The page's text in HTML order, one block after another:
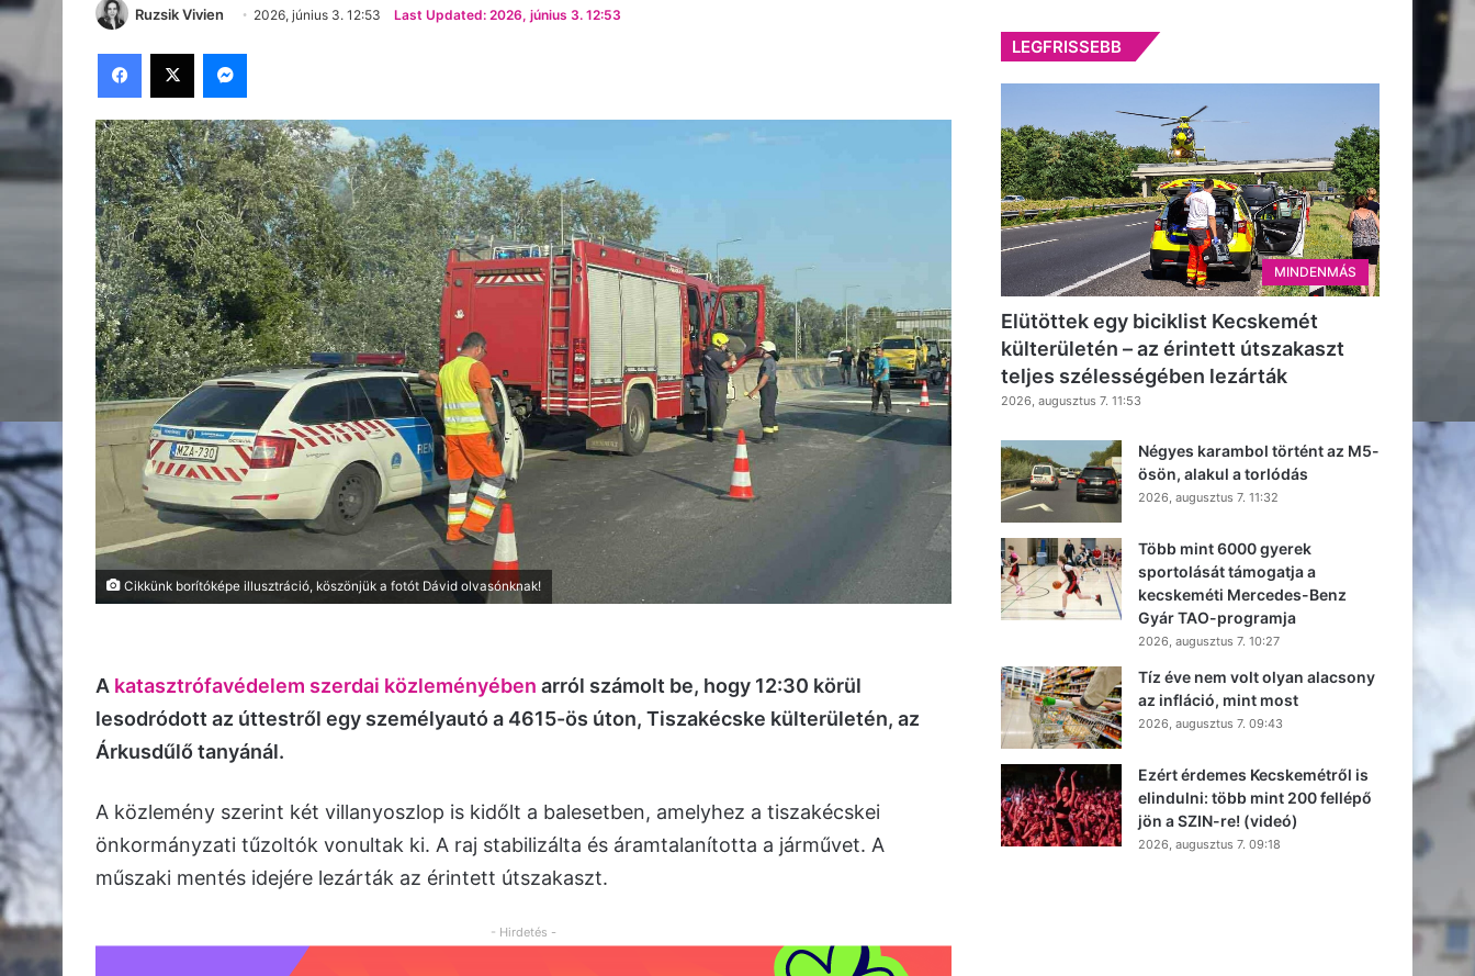
Ruzsik Vivien 2026, június 3. 12:53 Last Updated: 2026, június 3. 12:53
Facebook
X Messenger
Cikkünk borítóképe illusztráció, köszönjük a fotót Dávid olvasónknak!
A katasztrófavédelem szerdai közleményében arról számolt be, hogy 12:30 körül
lesodródott az úttestről egy személyautó a 4615-ös úton, Tiszakécske külterületén, az
Árkusdűlő tanyánál.
A közlemény szerint két villanyoszlop is kidőlt a balesetben, amelyhez a tiszakécskei
önkormányzati tűzoltók vonultak ki. A raj stabilizálta és áramtalanította a járművet. A
műszaki mentés idejére lezárták az érintett útszakaszt.
- Hirdetés -
LEGFRISSEBB
MINDENMÁS
Elütöttek egy biciklist Kecskemét
külterületén – az érintett útszakaszt
teljes szélességében lezárták
2026, augusztus 7. 11:53
Négyes karambol történt az M5-
ösön, alakul a torlódás
2026, augusztus 7. 11:32
Több mint 6000 gyerek
sportolását támogatja a
kecskeméti Mercedes-Benz
Gyár TAO-programja
2026, augusztus 7. 10:27
Tíz éve nem volt olyan alacsony
az infláció, mint most
2026, augusztus 7. 09:43
Ezért érdemes Kecskemétről is
elindulni: több mint 200 fellépő
jön a SZIN-re! (videó)
2026, augusztus 7. 09:18